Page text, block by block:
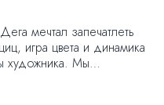
мечтал запечатлеть
игра цвета и динамика
художника. Мы
INSPIRATION